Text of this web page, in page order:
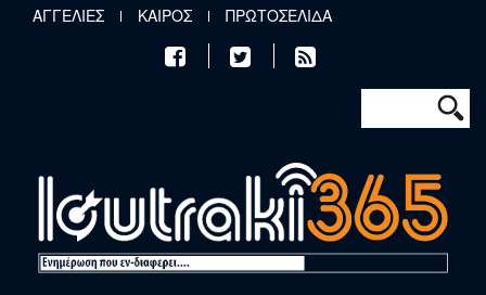
Παράκαμψη προς το κυρίως περιεχόμενο
ΑΓΓΕΛΙΕΣ ΚΑΙΡΟΣ ΠΡΩΤΟΣΕΛΙΔΑ
Φόρμα
Αναζήτηση